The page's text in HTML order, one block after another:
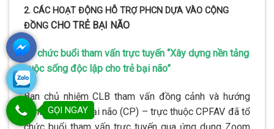
2. CÁC HOẠT ĐỘNG HỖ TRỢ PHCN DỰA VÀO CỘNG
ĐỒNG CHO TRẺ BẠI NÃO
Tổ chức buổi tham vấn trực tuyến “Xây dựng nền tảng
cuộc sống độc lập cho trẻ bại não”
Ban chủ nhiệm CLB tham vấn đồng cảnh và hướng
nghiệp cho trẻ bại não (CP) – trực thuộc CPFAV đã tổ
GỌI NGAY